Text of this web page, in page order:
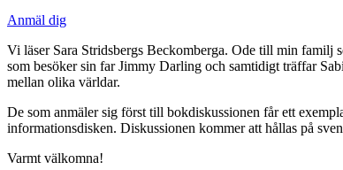
Anmäl dig
Vi läser Sara Stridsbergs Beckomberga. Ode till min familj
som besöker sin far Jimmy Darling och samtidigt träffar
mellan olika världar.
De som anmäler sig först till bokdiskussionen får ett
informationsdisken. Diskussionen kommer att hållas på
Varmt välkomna!